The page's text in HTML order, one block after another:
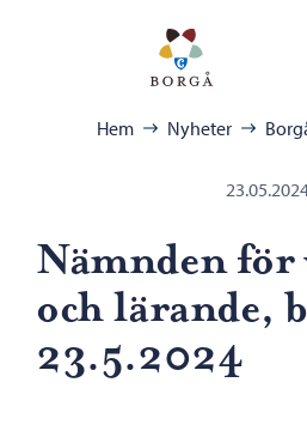
Bläddra:Hem Nyheter
Nämnden för
och lärande,
23.5.2024